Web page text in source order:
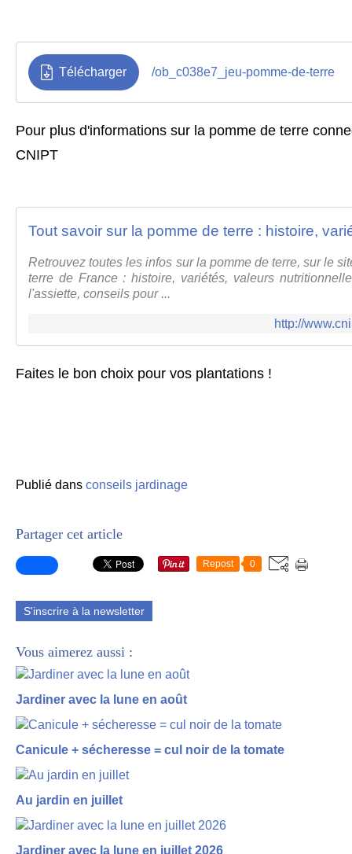
Télécharger /ob_c038e7_jeu-pomme-de-terre
Pour plus d'informations sur la pomme de terre
CNIPT
Retrouvez toutes les infos sur la pomme de terre, sur le
terre de France : histoire, variétés, valeurs
l'assiette, conseils pour ...
http://
Faites le bon choix pour vos plantations !
Publié dans conseils jardinage
Partager cet article
Repost 0
S'inscrire à la newsletter
Vous aimerez aussi :
Jardiner avec la lune en août
Canicule + sécheresse = cul noir de la tomate
Au jardin en juillet
Jardiner avec la lune en juillet 2026